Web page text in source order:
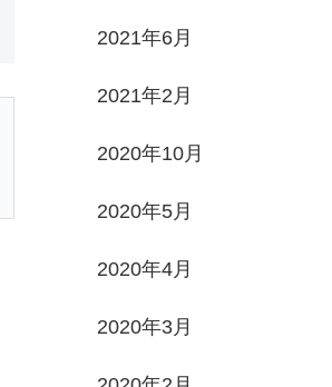
2021年6月
2021年2月
2020年10月
2020年5月
2020年4月
2020年3月